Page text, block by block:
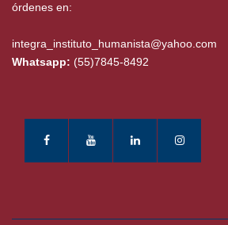
órdenes en:
integra_instituto_humanista@yahoo.com
Whatsapp: (55)7845-8492